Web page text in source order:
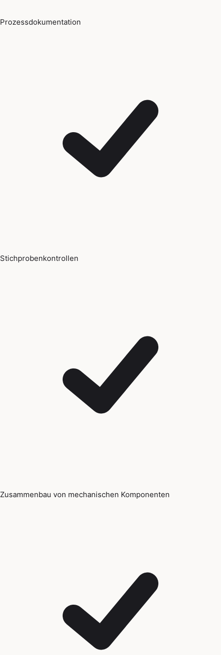
Prozessdokumentation
Stichprobenkontrollen
Zusammenbau von mechanischen Komponenten